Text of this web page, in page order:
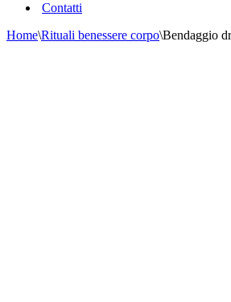
Contatti
Home\Rituali benessere corpo\Bendaggio